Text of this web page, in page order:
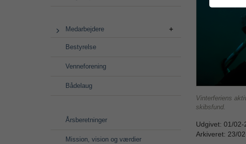
Medarbejdere
Bestyrelse
Venneforening
Bådelaug
Årsberetninger
Mission, vision og værdier
Vinterferiens
skibsfund.
Udgivet: 01/02-
Arkiveret: 23/